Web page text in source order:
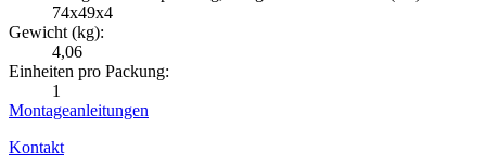
74x49x4
Gewicht (kg):
4,06
Einheiten pro Packung:
1
Montageanleitungen
Kontakt